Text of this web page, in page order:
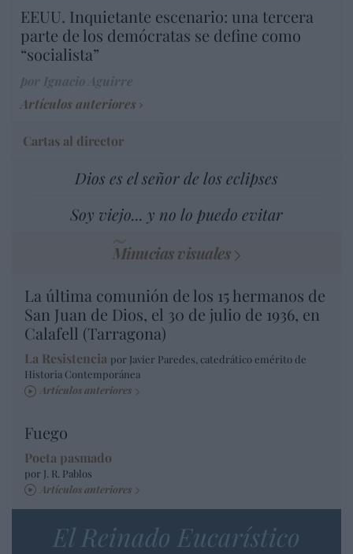
EEUU. Inquietante escenario: una tercera
parte de los demócratas se define como
“socialista”
Artículos anteriores
Cartas al director
Dios es el señor de los eclipses
Soy viejo... y no lo puedo evitar
Minucias visuales
La última comunión de los 15 hermanos de
San Juan de Dios, el 30 de julio de 1936, en
Calafell (Tarragona)
La Resistencia por Javier Paredes, catedrático emérito de
Historia Contemporánea
Artículos anteriores
Fuego
Poeta pasmado
por J. R. Pablos
Artículos anteriores
El Reinado Eucarístico